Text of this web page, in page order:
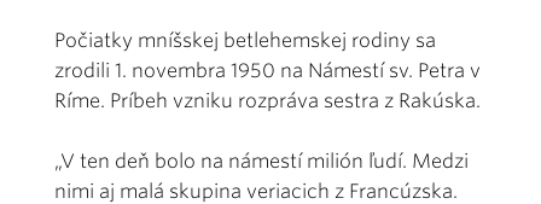
Počiatky mníšskej betlehemskej rodiny sa
zrodili 1. novembra 1950 na Námestí sv. Petra v
Ríme. Príbeh vzniku rozpráva sestra z Rakúska.
„V ten deň bolo na námestí milión ľudí. Medzi
nimi aj malá skupina veriacich z Francúzska.